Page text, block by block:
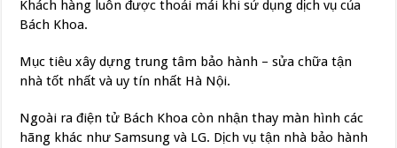
Khách hàng luôn được thoải mái khi sử dụng dịch vụ của
Bách Khoa.
Mục tiêu xây dựng trung tâm bảo hành – sửa chữa tận
nhà tốt nhất và uy tín nhất Hà Nội.
Ngoài ra điện tử Bách Khoa còn nhận thay màn hình các
hãng khác như Samsung và LG. Dịch vụ tận nhà bảo hành